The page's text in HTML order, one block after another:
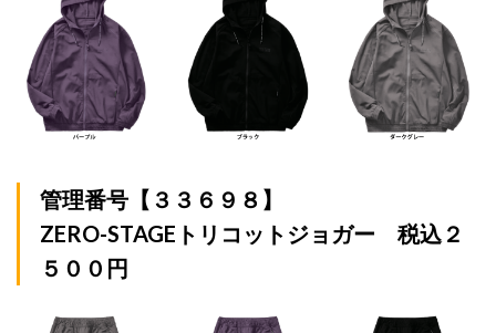
管理番号【３３６９８】
ZERO-STAGEトリコットジョガー 税込２
５００円